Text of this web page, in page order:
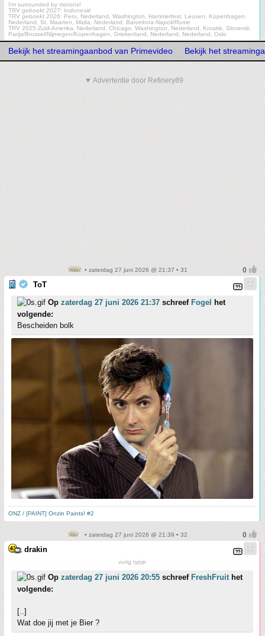
I'm surrounded by morons!
TRV geboekt 2027: Indonesië
TRV geboekt 2026: Peru, Nederland, Washington, Hammerfest, Leuven, Kopenhagen,
Nederland, St. Maarten, Malta, Nederland, Barcelona-Napoli/Rome
TRV 2025:Zuid-Amerika, Nederland, Chicago, Washington, Nederland, Kroatië, Slovenië,
Parijs/Brussel/Nijmegen/Kopenhagen, Griekenland, Nederland, Nederland, Oslo
Bekijk het streamingaanbod van Primevideo Bekijk het
▼ Advertentie door Refinery89
• zaterdag 27 juni 2026 @ 21:37 • 31
ToT
Op zaterdag 27 juni 2026 21:37 schreef Fogel het
volgende:
Bescheiden bolk
ONZ / [PAINT] Onzin Paints! #2
• zaterdag 27 juni 2026 @ 21:39 • 32
drakin
vurig typje
Op zaterdag 27 juni 2026 20:55 schreef FreshFruithet
volgende:
[..]
Wat doe jij met je Bier ?